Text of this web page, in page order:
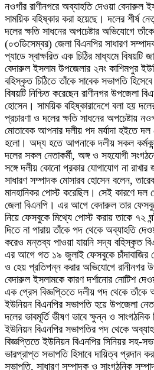
নওগাঁর রাণীনগরে অব্যাহতি দেওয়া বেদারুল
সাময়িক বহিষ্কার করা হয়েছে। দলের শীর্ষ
দলের ক্ষতি সাধনের অপচেষ্টার অভিযোগে
(০৩ডিসেম্বর) জেলা বিএনপির সাধারণ
প্যাডে স্বাক্ষরিত এক চিঠির মাধ্যমে বিষয়টি
বেদারুল ইসলাম উপজেলার ২নং কাশিমপুর
বহিস্কৃত চিঠিতে তাঁকে সাবেক সভাপতি
বিষয়টি নিশ্চিত করেছেন রাণীনগর উপজেলা
হোসেন। সাময়িক বহিষ্কারাদেশে বলা হয় দলের
প্রচারণা ও দলের ক্ষতি সাধনের অপচেষ্টায়
মোতাবেক আপনার দলীয় পদ মর্যাদা হইতে দল
হলো। অদ্য হতে আপনাকে দলীয় সকল
দলের সকল নেতাকর্মী, অঙ্গ ও সহযোগী
সঙ্গে দলীয় কোনো প্রকার যোগাযোগ না রাখার
সাধারণ সম্পাদক মোসারব হোসেন বলেন,
মানহানিকর পোস্ট করেছিল। সেই কারণে দল
জেলা বিএনপি। এর আগে বেদারুল তার
নিয়ে ফেসবুকে মিথ্যে পোস্ট করায় তাকে ৭২
দিতে না পারায় তাঁকে পদ থেকে অব্যাহতি
করেও মন্তব্য পাওয়া যায়নি সদ্য বহিস্কৃত
এর আগে গত ১৯ জুলাই ফেসবুকে চাঁদাবাজির
ও হেয় প্রতিপন্ন করার অভিযোগে রানীনগর
বেদারুল ইসলামকে কারণ দর্শানোর নোটিশ
এক প্রেস বিজ্ঞপ্তিতে দলীয় পদ থেকে তাঁকে
ইউনিয়ন বিএনপির সভাপতি হয়ে উপজেলা
দলের ভাবমূর্তি ভীষণ ভাবে ক্ষুন্ন ও সাংগঠনিক
ইউনিয়ন বিএনপির সভাপতির পদ থেকে
বিজ্ঞপ্তিতে ইউনিয়ন বিএনপির সিনিয়র সহ-
ভারপ্রাপ্ত সভাপতি হিসাবে দায়িত্ব প্রদান
সভাপতি, সাধারণ সম্পাদক ও সাংগঠনিক